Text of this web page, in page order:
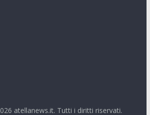
atellanews.it. Tutti i diritti riservati.